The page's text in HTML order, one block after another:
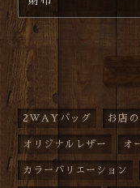
2WAYバッグ お店の
オリジナルレザー オ
カラーバリエーション